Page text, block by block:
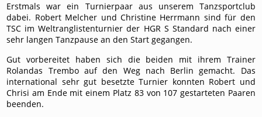
Erstmals war ein Turnierpaar aus unserem Tanzsportclub
dabei. Robert Melcher und Christine Herrmann sind für den
TSC im Weltranglistenturnier der HGR S Standard nach einer
sehr langen Tanzpause an den Start gegangen.
Gut vorbereitet haben sich die beiden mit ihrem Trainer
Rolandas Trembo auf den Weg nach Berlin gemacht. Das
international sehr gut besetzte Turnier konnten Robert und
Chrisi am Ende mit einem Platz 83 von 107 gestarteten Paaren
beenden.